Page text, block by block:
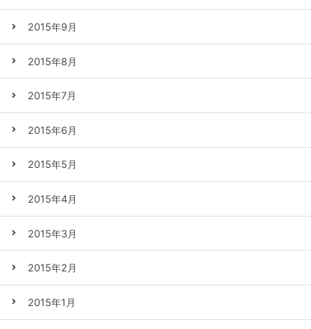
2015年9月
2015年8月
2015年7月
2015年6月
2015年5月
2015年4月
2015年3月
2015年2月
2015年1月